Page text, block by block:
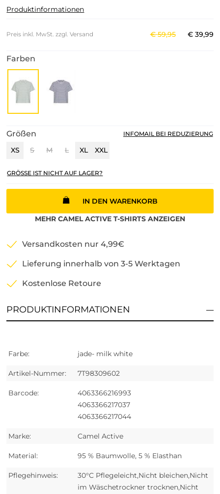
Produktinformationen
Preis inkl. MwSt. zzgl. Versand €59,95 € 39,99
Farben
Größen
XS S M L XL XXL
INFOMAIL BEI REDUZIERUNG
GRÖSSE IST NICHT AUF LAGER?
IN DEN WARENKORB
MEHR CAMEL ACTIVE T-SHIRTS ANZEIGEN
Versandkosten nur 4,99€
Lieferung innerhalb von 3-5 Werktagen
Kostenlose Retoure
PRODUKTINFORMATIONEN
Farbe: jade- milk white
Artikel-Nummer: 7T98309602
Barcode:
4063366216993
4063366217037
4063366217044
Marke: Camel Active
Material: 95 % Baumwolle, 5 % Elasthan
Pflegehinweis:
30°C Pflegeleicht,Nicht bleichen,Nicht
im Wäschetrockner trocknen,Nicht